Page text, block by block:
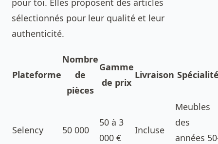
pour toi. Elles proposent des articles
sélectionnés pour leur qualité et leur
authenticité.
Plateforme
Nombre
de
pièces
Gamme
de prix
Livraison
Selency 50 000
50 à 3
000 €
Incluse
Meubles
des
années